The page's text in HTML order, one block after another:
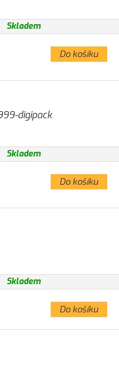
Skladem
Do košíku
digipack
Skladem
Do košíku
Skladem
Do košíku